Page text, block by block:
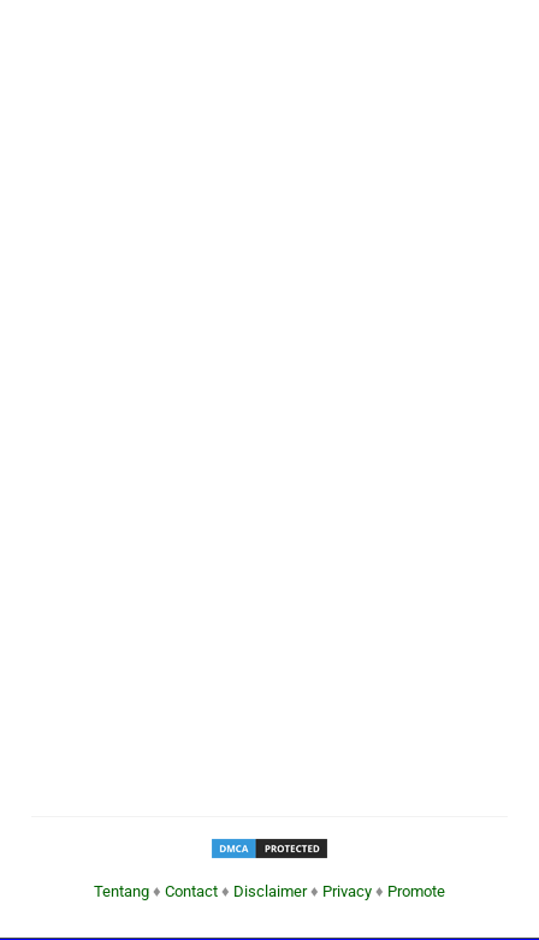
Tentang ♦ Contact ♦ Disclaimer♦ Privacy ♦ Promote